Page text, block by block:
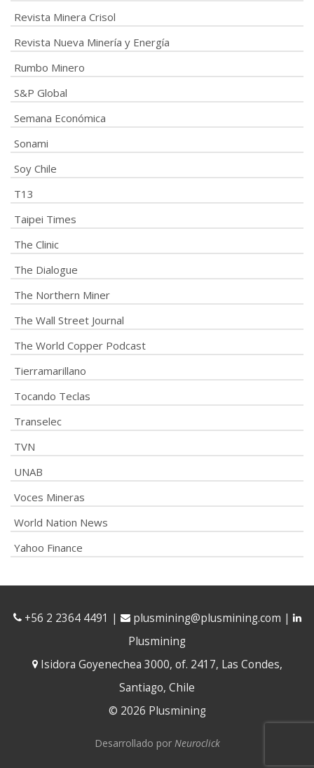
Revista Minera Crisol
Revista Nueva Minería y Energía
Rumbo Minero
S&P Global
Semana Económica
Sonami
Soy Chile
T13
Taipei Times
The Clinic
The Dialogue
The Northern Miner
The Wall Street Journal
The World Copper Podcast
Tierramarillano
Tocando Teclas
Transelec
TVN
UNAB
Voces Mineras
World Nation News
Yahoo Finance
+56 2 2364 4491 | plusmining@plusmining.com |
Plusmining
Isidora Goyenechea 3000, of. 2417, Las Condes,
Santiago, Chile
© 2026 Plusmining
Desarrollado por Neuroclick